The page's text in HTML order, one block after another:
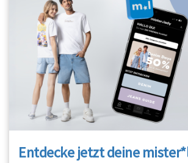
Entdecke jetzt deine